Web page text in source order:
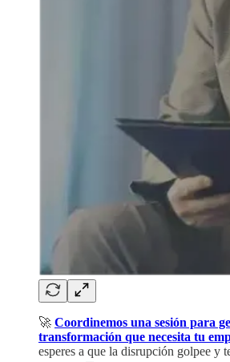
🚀 Coordinemos una sesión para
transformación que necesita tu
esperes a que la disrupción golpee y